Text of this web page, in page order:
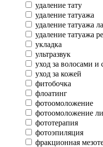
удаление тату
удаление татуажа
удаление татуажа
удаление татуажа
укладка
ультразвук
уход за волосами и
уход за кожей
фитобочка
флоатинг
фотоомоложение
фотоомоложение
фототерапия
фотоэпиляция
фракционная